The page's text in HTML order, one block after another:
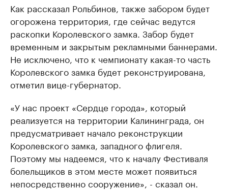
Как рассказал Рольбинов, также забором будет
огорожена территория, где сейчас ведутся
раскопки Королевского замка. Забор будет
временным и закрытым рекламными баннерами.
Не исключено, что к чемпионату какая-то часть
Королевского замка будет реконструирована,
отметил вице-губернатор.
«У нас проект «Сердце города», который
реализуется на территории Калининграда, он
предусматривает начало реконструкции
Королевского замка, западного флигеля.
Поэтому мы надеемся, что к началу Фестиваля
болельщиков в этом месте может появиться
непосредственно сооружение», - сказал он.